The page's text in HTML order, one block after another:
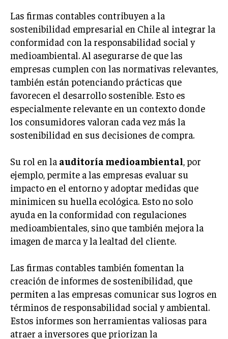
Las firmas contables contribuyen a la
sostenibilidad empresarial en Chile al integrar la
conformidad con la responsabilidad social y
medioambiental. Al asegurarse de que las
empresas cumplen con las normativas relevantes,
también están potenciando prácticas que
favorecen el desarrollo sostenible. Esto es
especialmente relevante en un contexto donde
los consumidores valoran cada vez más la
sostenibilidad en sus decisiones de compra.
Su rol en la auditoría medioambiental, por
ejemplo, permite a las empresas evaluar su
impacto en el entorno y adoptar medidas que
minimicen su huella ecológica. Esto no solo
ayuda en la conformidad con regulaciones
medioambientales, sino que también mejora la
imagen de marca y la lealtad del cliente.
Las firmas contables también fomentan la
creación de informes de sostenibilidad, que
permiten a las empresas comunicar sus logros en
términos de responsabilidad social y ambiental.
Estos informes son herramientas valiosas para
atraer a inversores que priorizan la